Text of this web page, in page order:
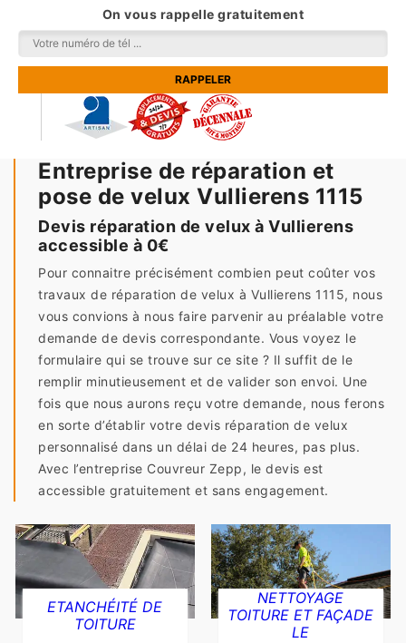
On vous rappelle gratuitement
Entreprise de réparation et
pose de velux Vullierens 1115
Devis réparation de velux à Vullierens
accessible à 0€
Pour connaitre précisément combien peut coûter vos
travaux de réparation de velux à Vullierens 1115, nous
vous convions à nous faire parvenir au préalable votre
demande de devis correspondante. Vous voyez le
formulaire qui se trouve sur ce site ? Il suffit de le
remplir minutieusement et de valider son envoi. Une
fois que nous aurons reçu votre demande, nous ferons
en sorte d’établir votre devis réparation de velux
personnalisé dans un délai de 24 heures, pas plus.
Avec l’entreprise Couvreur Zepp, le devis est
accessible gratuitement et sans engagement.
ETANCHÉITÉ DE
TOITURE
NETTOYAGE
TOITURE ET FAÇADE
LE